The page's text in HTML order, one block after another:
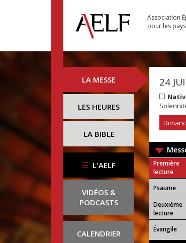
Association
pour les
LA MESSE
LES HEURES
LA BIBLE
L'AELF
VIDÉOS &
PODCASTS
CALENDRIER
24
Première
lecture
Psaume
Deuxième
lecture
Évangile